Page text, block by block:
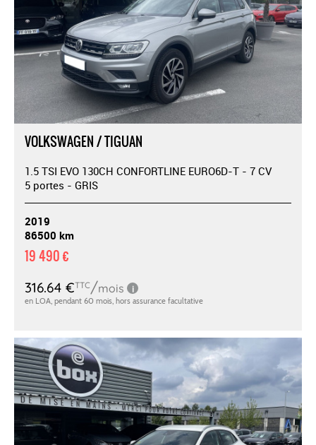
VOLKSWAGEN / TIGUAN
1.5 TSI EVO 130CH CONFORTLINE EURO6D-T - 7 CV
5 portes - GRIS
2019
86500 km
19 490 €